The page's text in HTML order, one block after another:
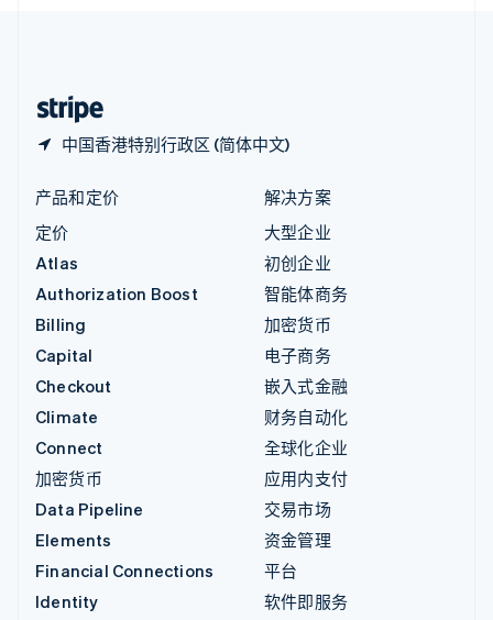
中国香港特别行政区 (简体中文)
产品和定价
定价
Atlas
Authorization Boost
Billing
Capital
Checkout
Climate
Connect
加密货币
Data Pipeline
Elements
Financial Connections
Identity
解决方案
大型企业
初创企业
智能体商务
加密货币
电子商务
嵌入式金融
财务自动化
全球化企业
应用内支付
交易市场
资金管理
平台
软件即服务